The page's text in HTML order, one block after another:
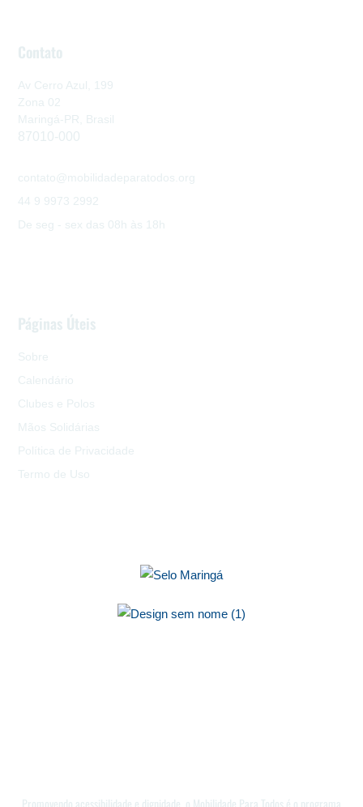
Páginas Úteis
Sobre
Calendário
Clubes e Polos
Mãos Solidárias
Política de Privacidade
Termo de Uso
Contato
Av Cerro Azul, 199
Zona 02
Maringá-PR, Brasil
87010-000
contato@mobilidadeparatodos.org
44 9 9973 2992
De seg - sex das 08h às 18h